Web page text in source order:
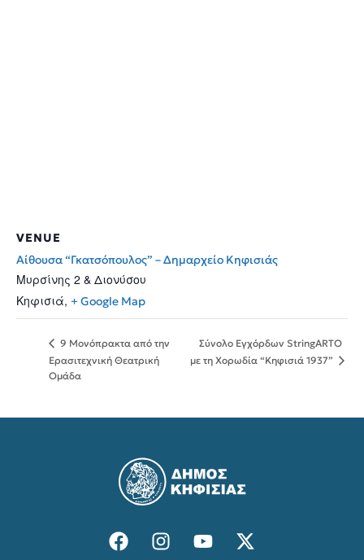
VENUE
Αίθουσα “Γκατσόπουλος” – Δημαρχείο Κηφισιάς
Μυρσίνης 2 & Διονύσου
Κηφισιά, + Google Map
9 Μονόπρακτα από την
Ερασιτεχνική Θεατρική
Ομάδα
Σύνολο Εγχόρδων StringARTO
με τη Χορωδία “Κηφισιά 1937”